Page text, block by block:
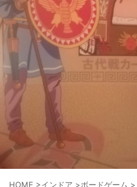
HOME >インドア >ボードゲーム >